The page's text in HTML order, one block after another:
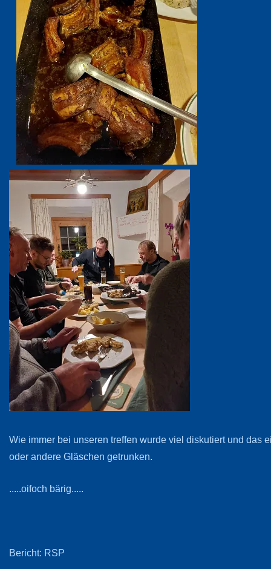
Wie immer bei unseren treffen wurde viel diskutiert und das
oder andere Gläschen getrunken.
.....oifoch bärig.....
Bericht: RSP